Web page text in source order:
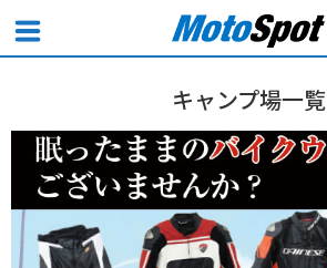
キャンプ場一覧